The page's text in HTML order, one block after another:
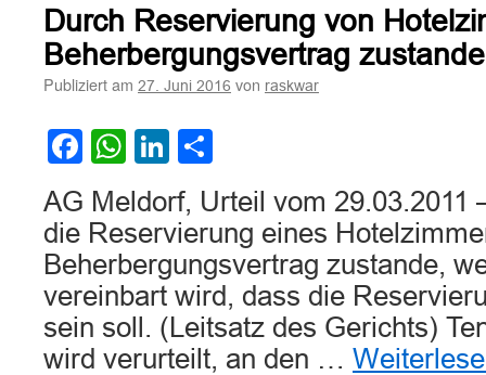
Durch Reservierung von
Beherbergungsvertrag
Publiziert am 27. Juni 2016 von raskwar
Facebook
WhatsApp
LinkedIn
AG Meldorf, Urteil vom 29.03.2011
die Reservierung eines
Beherbergungsvertrag zustande,
vereinbart wird, dass die
sein soll. (Leitsatz des Gerichts)
wird verurteilt, an den …